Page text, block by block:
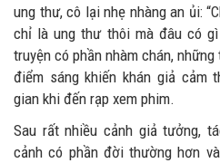
ung thư, cô lại nhẹ nhàng an ủi:
chỉ là ung thư thôi mà đâu có
truyện có phần nhàm chán,
điểm sáng khiến khán giả cảm
gian khi đến rạp xem phim.
Sau rất nhiều cảnh giả tưởng,
cảnh có phần đời thường hơn